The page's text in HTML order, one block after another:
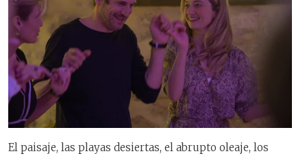
El paisaje, las playas desiertas, el abrupto oleaje, los